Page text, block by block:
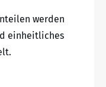
werden
einheitliches